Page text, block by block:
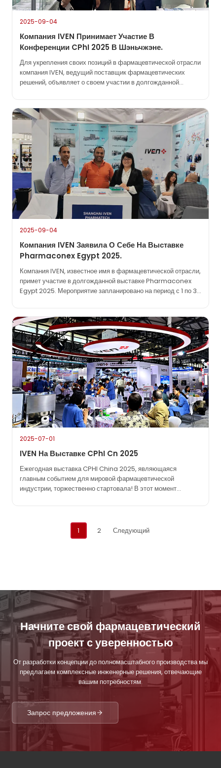
2025-09-04
Компания IVEN Принимает Участие В
Конференции CPhI 2025 В Шэньчжэне.
Для укрепления своих позиций в фармацевтической отрасли
компания IVEN, ведущий поставщик фармацевтических
решений, объявляет о своем участии в долгожданной
в Шэньчжэне. Выставка запланирована на период с 1 по 3
сентября 2025 года в выставочном центре Shenzhen
Convention and Exhibition…
2025-09-04
Компания IVEN Заявила О Себе На Выставке
Pharmaconex Egypt 2025.
Компания IVEN, известное имя в фармацевтической отрасли,
примет участие в долгожданной выставке Pharmaconex
Egypt 2025. Мероприятие запланировано на период с 1 по 3
где мировое фармацевтическое сообщество собирается для
обмена идеями и демонстрации последних достижений….
2025-07-01
IVEN На Выставке CPhI Cn 2025
Ежегодная выставка CPHI China 2025, являющаяся
главным событием для мировой фармацевтической
индустрии, торжественно стартовала! В этот момент
Команда IVEN с нетерпением ждет вашего визита на стенде
D01 в зале N2, полный энтузиазма и непоколебимой
Навигация
1 2 Следующий
Начните свой фармацевтический
проект с уверенностью
От разработки концепции до полномасштабного производства мы
предлагаем комплексные инженерные решения, отвечающие
вашим потребностям.
Запрос предложения